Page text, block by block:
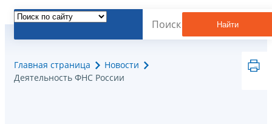
Найти
Главная страница
Новости
Деятельность ФНС России